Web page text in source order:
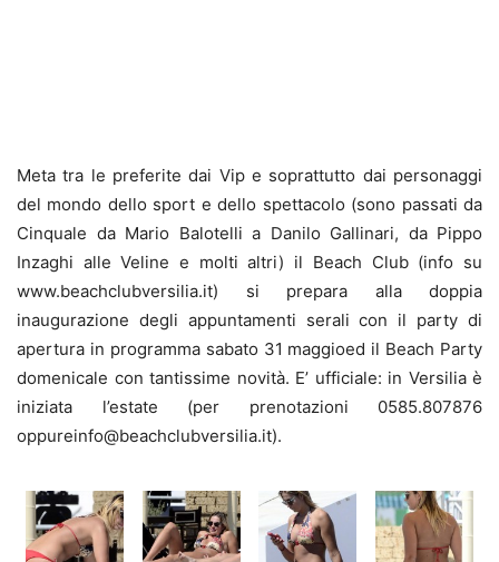
Meta tra le preferite dai Vip e soprattutto dai personaggi
del mondo dello sport e dello spettacolo (sono passati da
Cinquale da Mario Balotelli a Danilo Gallinari, da Pippo
Inzaghi alle Veline e molti altri) il Beach Club (info su
www.beachclubversilia.it) si prepara alla doppia
inaugurazione degli appuntamenti serali con il party di
apertura in programma sabato 31 maggioed il Beach Party
domenicale con tantissime novità. E’ ufficiale: in Versilia è
iniziata l’estate (per prenotazioni 0585.807876
oppureinfo@beachclubversilia.it).